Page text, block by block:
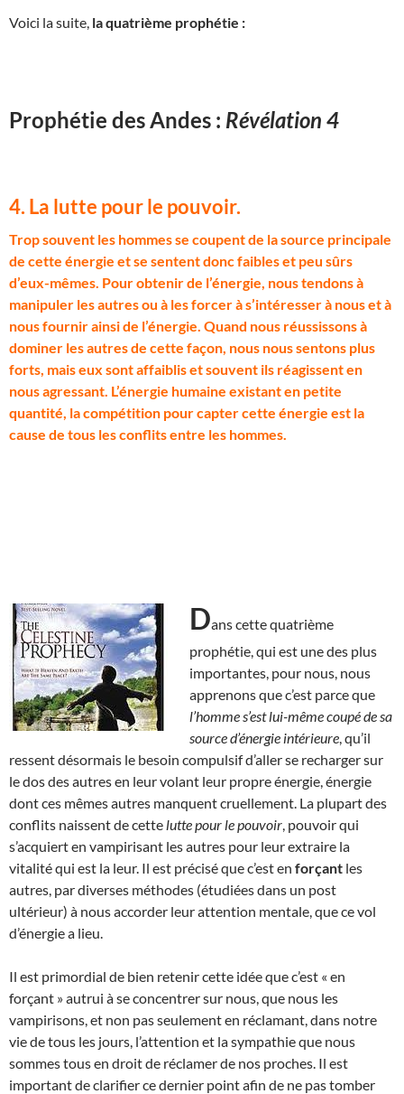
Voici la suite, la quatrième prophétie :
Prophétie des Andes : Révélation 4
4. La lutte pour le pouvoir.
Trop souvent les hommes se coupent de la source principale
de cette énergie et se sentent donc faibles et peu sûrs
d’eux-mêmes. Pour obtenir de l’énergie, nous tendons à
manipuler les autres ou à les forcer à s’intéresser à nous et à
nous fournir ainsi de l’énergie. Quand nous réussissons à
dominer les autres de cette façon, nous nous sentons plus
forts, mais eux sont affaiblis et souvent ils réagissent en
nous agressant. L’énergie humaine existant en petite
quantité, la compétition pour capter cette énergie est la
cause de tous les conflits entre les hommes.
Dans cette quatrième
prophétie, qui est une des plus
importantes, pour nous, nous
apprenons que c’est parce que
l’homme s’est lui-même coupé de sa
source d’énergie intérieure , qu’il
ressent désormais le besoin compulsif d’aller se recharger sur
le dos des autres en leur volant leur propre énergie, énergie
dont ces mêmes autres manquent cruellement. La plupart des
conflits naissent de cette lutte pour le pouvoir , pouvoir qui
s’acquiert en vampirisant les autres pour leur extraire la
vitalité qui est la leur. Il est précisé que c’est en forçant les
autres, par diverses méthodes (étudiées dans un post
ultérieur) à nous accorder leur attention mentale, que ce vol
d’énergie a lieu.
Il est primordial de bien retenir cette idée que c’est « en
forçant » autrui à se concentrer sur nous, que nous les
vampirisons, et non pas seulement en réclamant, dans notre
vie de tous les jours, l’attention et la sympathie que nous
sommes tous en droit de réclamer de nos proches. Il est
important de clarifier ce dernier point afin de ne pas tomber